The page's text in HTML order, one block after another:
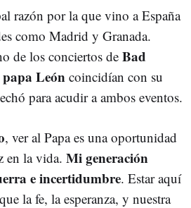
razón por la que vino a España
como Madrid y Granada.
de los conciertos de Bad
León coincidían con su
para acudir a ambos eventos.
, ver al Papa es una oportunidad
en la vida. Mi generación
e incertidumbre. Estar aquí
la fe, la esperanza, y nuestra